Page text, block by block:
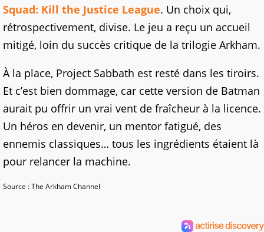
Squad: Kill the Justice League. Un choix qui,
rétrospectivement, divise. Le jeu a reçu un accueil
mitigé, loin du succès critique de la trilogie Arkham.
À la place, Project Sabbath est resté dans les tiroirs.
Et c’est bien dommage, car cette version de Batman
aurait pu offrir un vrai vent de fraîcheur à la licence.
Un héros en devenir, un mentor fatigué, des
ennemis classiques… tous les ingrédients étaient là
pour relancer la machine.
Source : The Arkham Channel